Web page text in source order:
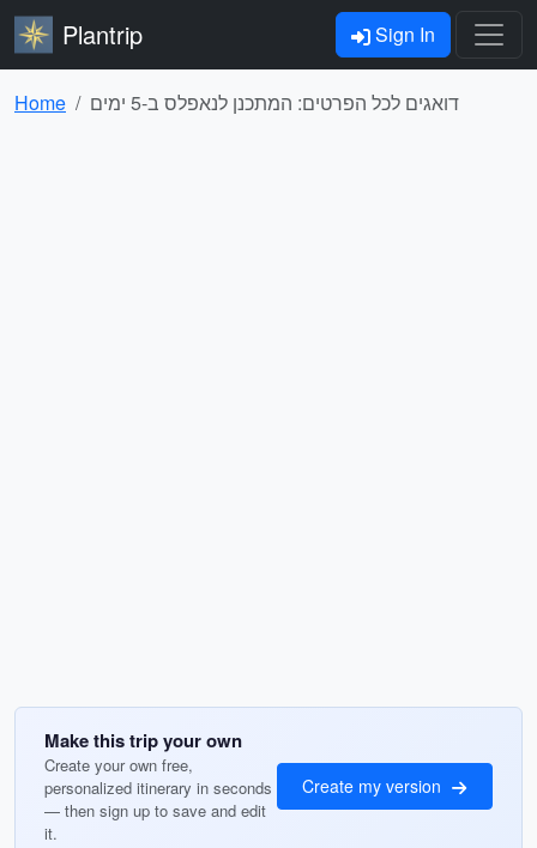
Plantrip Sign In
Home דואגים לכל הפרטים: המתכנן לנאפלס ב-5 ימים
Make this trip your own
Create your own free,
personalized itinerary in seconds
— then sign up to save and edit
it.
Create my version